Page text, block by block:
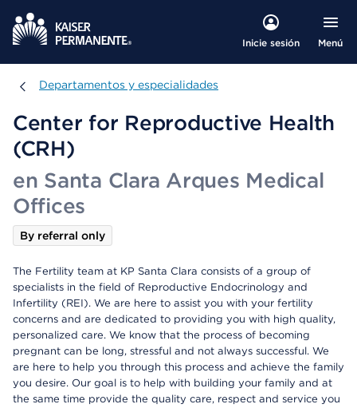
Inicie sesión Menú
Departamentos y especialidades
Departamentos y especialidades
Center for Reproductive Health
(CRH)
en Santa Clara Arques Medical
Offices
By referral only
The Fertility team at KP Santa Clara consists of a group of
specialists in the field of Reproductive Endocrinology and
Infertility (REI). We are here to assist you with your fertility
concerns and are dedicated to providing you with high quality,
personalized care. We know that the process of becoming
pregnant can be long, stressful and not always successful. We
are here to help you through this process and achieve the family
you desire. Our goal is to help with building your family and at
the same time provide the quality care, respect and service you